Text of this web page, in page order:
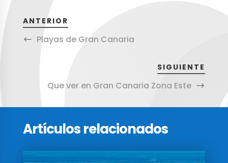
ANTERIOR
Playas de Gran Canaria
SIGUIENTE
Que ver en Gran Canaria Zona Este
Artículos relacionados